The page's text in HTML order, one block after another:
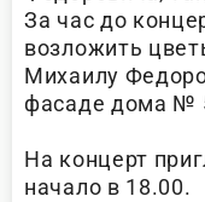
За час до
возложить
Михаилу
фасаде дома №
На концерт
начало в 18.00.